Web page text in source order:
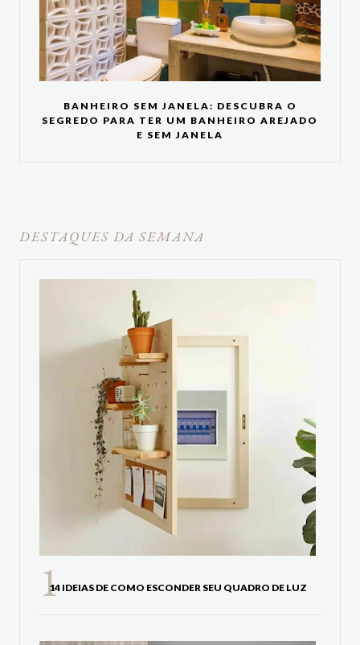
BANHEIRO SEM JANELA: DESCUBRA O
SEGREDO PARA TER UM BANHEIRO AREJADO
E SEM JANELA
DESTAQUES DA SEMANA
14 IDEIAS DE COMO ESCONDER SEU QUADRO DE LUZ